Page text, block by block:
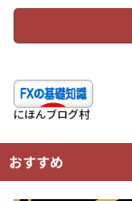
にほんブログ村
おすすめ